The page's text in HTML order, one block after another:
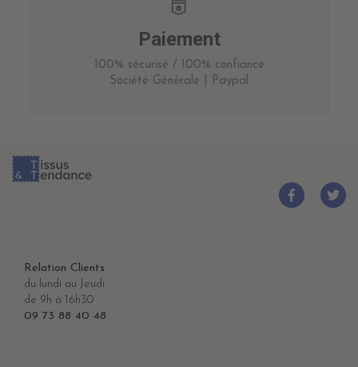
Paiement
100% sécurisé / 100% confiance
Société Générale | Paypal
Relation Clients
du lundi au Jeudi
de 9h à 16h30
09 73 88 40 48